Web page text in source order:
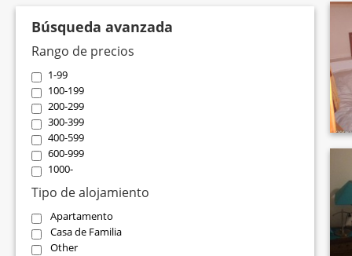
Búsqueda avanzada
Rango de precios
1-99
100-199
200-299
300-399
400-599
600-999
1000-
Tipo de alojamiento
Apartamento
Casa de Familia
Other